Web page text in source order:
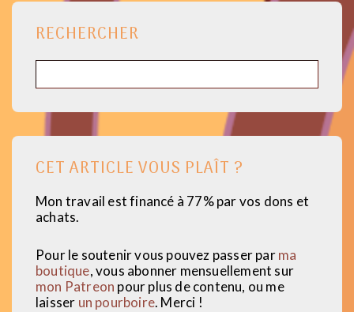
RECHERCHER
CET ARTICLE VOUS PLAÎT ?
Mon travail est financé à 77% par vos dons et
achats.
Pour le soutenir vous pouvez passer parma
boutique, vous abonner mensuellement sur
mon Patreon pour plus de contenu, ou me
laisser un pourboire. Merci !